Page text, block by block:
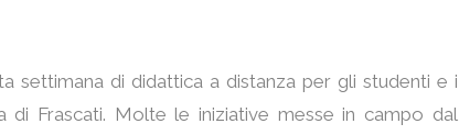
settimana di didattica a distanza per gli studenti e i
di Frascati. Molte le iniziative messe in campo dal